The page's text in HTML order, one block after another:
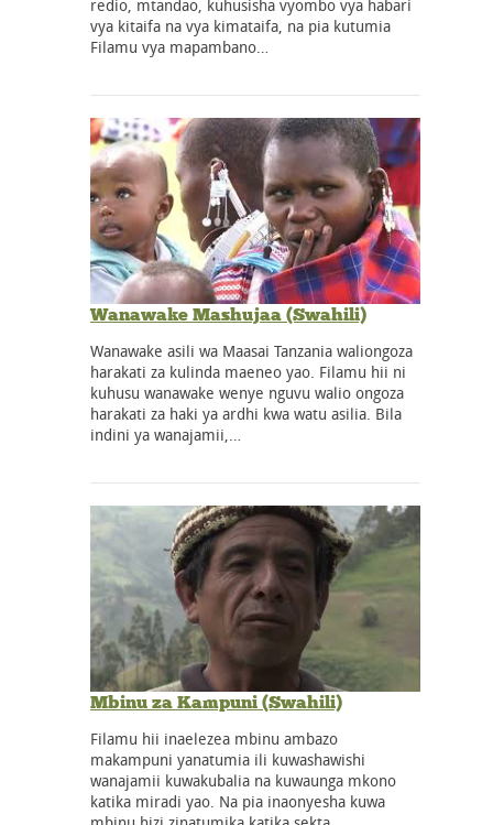
redio, mtandao, kuhusisha vyombo vya habari
vya kitaifa na vya kimataifa, na pia kutumia
Filamu vya mapambano…
Wanawake Mashujaa (Swahili)
Wanawake asili wa Maasai Tanzania waliongoza
harakati za kulinda maeneo yao. Filamu hii ni
kuhusu wanawake wenye nguvu walio ongoza
harakati za haki ya ardhi kwa watu asilia. Bila
indini ya wanajamii,…
Mbinu za Kampuni (Swahili)
Filamu hii inaelezea mbinu ambazo
makampuni yanatumia ili kuwashawishi
wanajamii kuwakubalia na kuwaunga mkono
katika miradi yao. Na pia inaonyesha kuwa